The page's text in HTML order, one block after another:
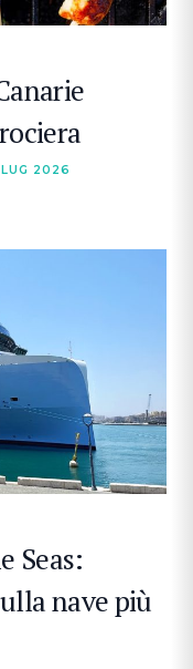
LUG 2026
Seas:
nave più